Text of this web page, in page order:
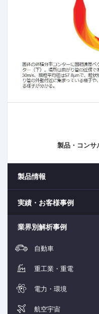
製品・コンサ
製品情報
実績・お客様事例
業界別解析事例
自動車
重工業・重電
電力・環境
航空宇宙